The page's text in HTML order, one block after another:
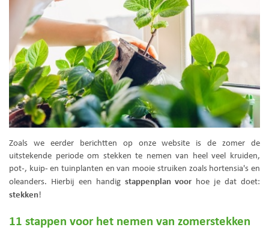
Zoals we eerder berichtten op onze website is de zomer de
uitstekende periode om stekken te nemen van heel veel kruiden,
pot-, kuip- en tuinplanten en van mooie struiken zoals hortensia's en
oleanders. Hierbij een handig stappenplan voor hoe je dat doet:
stekken!
11 stappen voor het nemen van zomerstekken